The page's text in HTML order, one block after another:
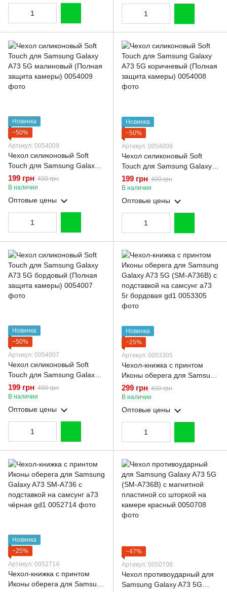
Новинка
−50%
Артикул: 0054009
Чехол силиконовый Soft
Touch для Samsung Galaxy
A73 5G малиновый (Полная
защита камеры)
199 грн 400 грн
В наличии
Оптовые цены
Новинка
−50%
Артикул: 0054008
Чехол силиконовый Soft
Touch для Samsung Galaxy
A73 5G коричневый (Полная
защита камеры)
199 грн 400 грн
В наличии
Оптовые цены
Новинка
−50%
Артикул: 0054007
Чехол силиконовый Soft
Touch для Samsung Galaxy
A73 5G бордовый (Полная
защита камеры)
199 грн 400 грн
В наличии
Оптовые цены
Новинка
−25%
Артикул: 0053305
Чехол-книжка с принтом
Иконы оберега для Samsung
Galaxy A73 5G (SM-A736B) с
подставкой на самсунг а73
5г бордовая gd1
299 грн 400 грн
В наличии
Оптовые цены
Новинка
−25%
Артикул: 0052714
Чехол-книжка с принтом
Иконы оберега для Samsung
−47%
Артикул: 0050708
Чехол противоударный для
Samsung Galaxy A73 5G